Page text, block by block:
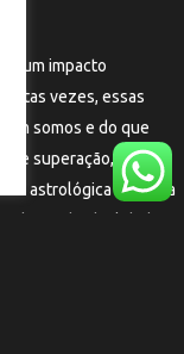
um impacto
vezes, essas
somos e do que
de superação,
astrológica se torna